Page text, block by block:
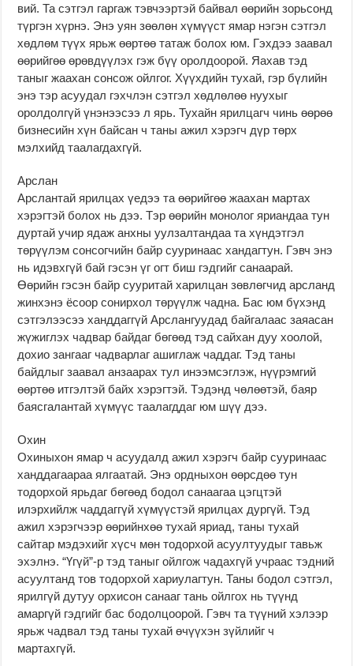
вий. Та сэтгэл гаргаж тэвчээртэй байвал өөрийн зорьсонд
түргэн хүрнэ. Энэ уян зөөлөн хүмүүст ямар нэгэн сэтгэл
хөдлөм түүх ярьж өөртөө татаж болох юм. Гэхдээ заавал
өөрийгөө өрөвдүүлэх гэж бүү оролдоорой. Яахав тэд
таныг жаахан сонсож ойлгог. Хүүхдийн тухай, гэр бүлийн
энэ тэр асуудал гэхчлэн сэтгэл хөдлөлөө нуухыг
оролдолгүй үнэнээсээ л ярь. Тухайн ярилцагч чинь өөрөө
бизнесийн хүн байсан ч таны ажил хэрэгч дүр төрх
мэлхийд таалагдахгүй.
Арслан
Арслантай ярилцах үедээ та өөрийгөө жаахан мартах
хэрэгтэй болох нь дээ. Тэр өөрийн монолог яриандаа тун
дуртай учир ядаж анхны уулзалтандаа та хүндэтгэл
төрүүлэм сонсогчийн байр сууринаас хандагтун. Гэвч энэ
нь идэвхгүй бай гэсэн үг огт биш гэдгийг санаарай.
Өөрийн гэсэн байр сууритай харилцан зөвлөгчид арсланд
жинхэнэ ёсоор сонирхол төрүүлж чадна. Бас юм бүхэнд
сэтгэлээсээ ханддаггүй Арслангуудад байгалаас заяасан
жүжиглэх чадвар байдаг бөгөөд тэд сайхан дуу хоолой,
дохио зангааг чадварлаг ашиглаж чаддаг. Тэд таны
байдлыг заавал анзаарах тул инээмсэглэж, нүүрэмгий
өөртөө итгэлтэй байх хэрэгтэй. Тэдэнд чөлөөтэй, баяр
баясгалантай хүмүүс таалагддаг юм шүү дээ.
Охин
Охиныхон ямар ч асуудалд ажил хэрэгч байр сууринаас
ханддагаараа ялгаатай. Энэ ордныхон өөрсдөө тун
тодорхой ярьдаг бөгөөд бодол санаагаа цэгцтэй
илэрхийлж чаддаггүй хүмүүстэй ярилцах дургүй. Тэд
ажил хэрэгчээр өөрийнхөө тухай яриад, таны тухай
сайтар мэдэхийг хүсч мөн тодорхой асуултуудыг тавьж
эхэлнэ. “Үгүй”-р тэд таныг ойлгож чадахгүй учраас тэдний
асуултанд тов тодорхой хариулагтун. Таны бодол сэтгэл,
ярилгүй дутуу орхисон санааг тань ойлгох нь түүнд
амаргүй гэдгийг бас бодолцоорой. Гэвч та түүний хэлээр
ярьж чадвал тэд таны тухай өчүүхэн зүйлийг ч
мартахгүй.